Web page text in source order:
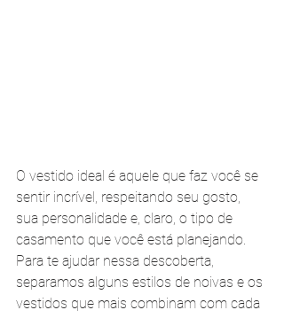
O vestido ideal é aquele que faz você se
sentir incrível, respeitando seu gosto,
sua personalidade e, claro, o tipo de
casamento que você está planejando.
Para te ajudar nessa descoberta,
separamos alguns estilos de noivas e os
vestidos que mais combinam com cada